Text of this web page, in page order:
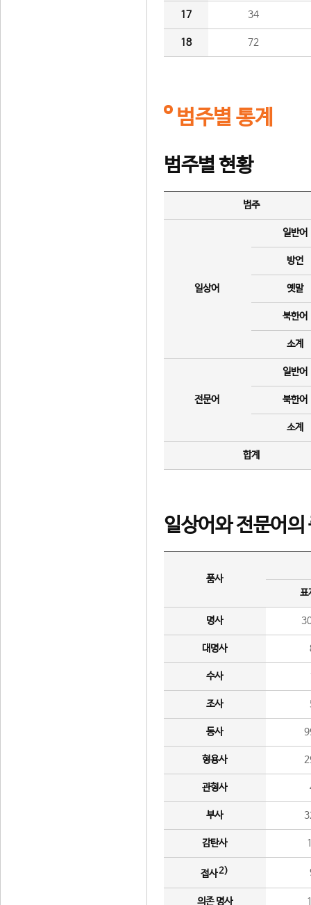
17 34
18 72
범주별 통계
범주별 현황
범주
일상어
일반어
방언
옛말
북한어
소계
전문어
일반어
북한어
소계
합계
일상어와 전문어의
품사
표
명사
대명사
수사
조사
동사
형용사
관형사
부사
감탄사
접사2)
의존 명사